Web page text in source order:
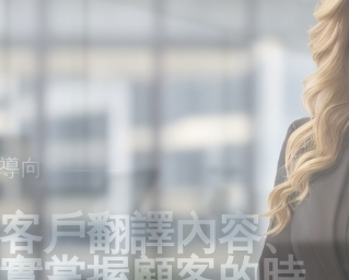
向
戶翻譯內容、
求，秉持更好
保證，獲得各